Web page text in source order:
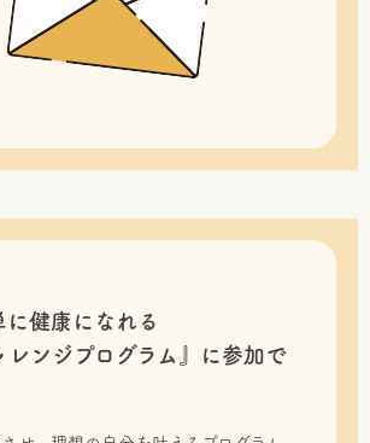
に健康になれる
レンジプログラム』に 参加で